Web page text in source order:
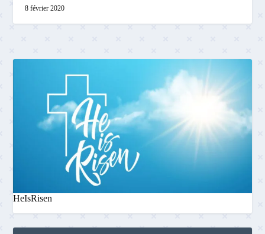
8 février 2020
HeIsRisen